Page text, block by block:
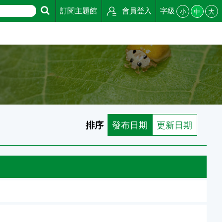
訂閱主題館 會員登入 字級 小 中 大
排序 發布日期 更新日期